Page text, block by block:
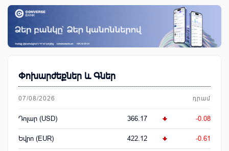
Փոխարժեքներ և Գներ
07/08/2026 դրամ
Դոլար (USD) 366.17 -0.08
Եվրո (EUR) 422.12 -0.61